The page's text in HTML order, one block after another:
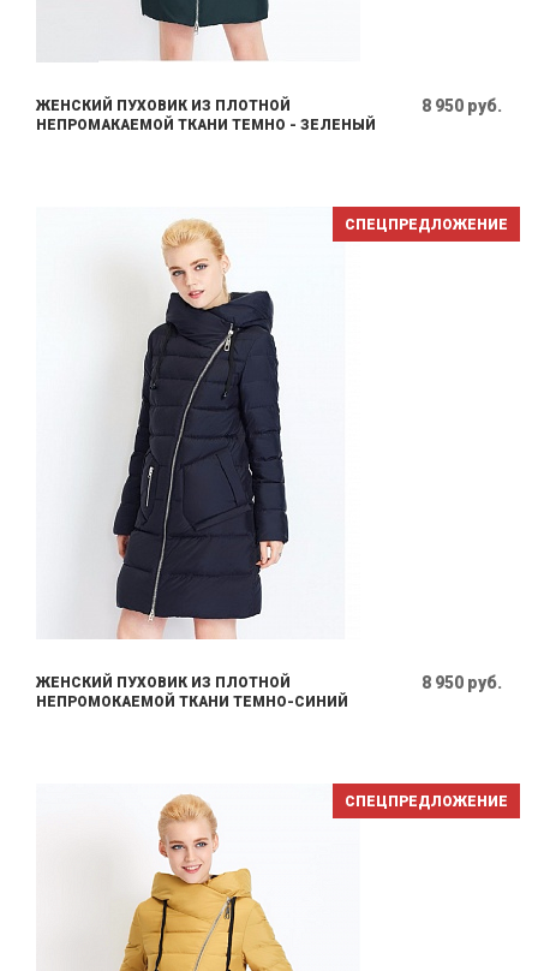
ЖЕНСКИЙ ПУХОВИК ИЗ ПЛОТНОЙ
НЕПРОМАКАЕМОЙ ТКАНИ ТЕМНО - ЗЕЛЕНЫЙ
8 950 руб.
СПЕЦПРЕДЛОЖЕНИЕ
ЖЕНСКИЙ ПУХОВИК ИЗ ПЛОТНОЙ
НЕПРОМОКАЕМОЙ ТКАНИ ТЕМНО-СИНИЙ
8 950 руб.
СПЕЦПРЕДЛОЖЕНИЕ